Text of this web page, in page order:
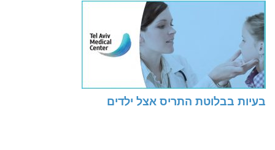
בעיות בבלוטת התריס אצל ילדים